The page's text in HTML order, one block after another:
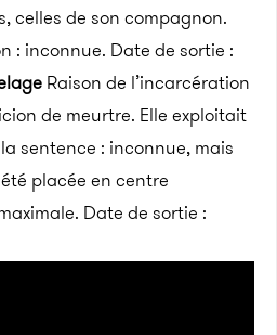
celles de son compagnon.
: inconnue. Date de sortie :
Raison de l’incarcération
de meurtre. Elle exploitait
sentence : inconnue, mais
placée en centre
Date de sortie :